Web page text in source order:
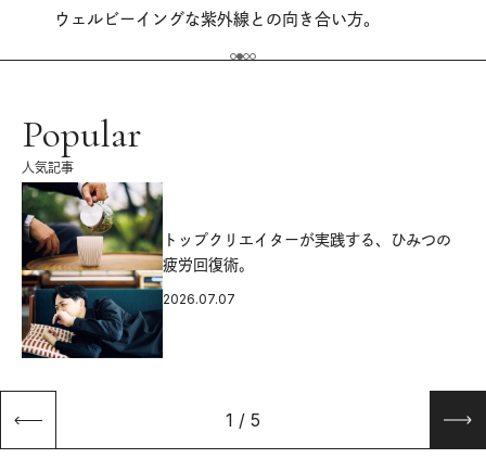
ウェルビーイングな紫外線との向き合い方。
Popular
人気記事
トップクリエイターが実践する、ひみつの
疲労回復術。
2026.07.07
1 / 5